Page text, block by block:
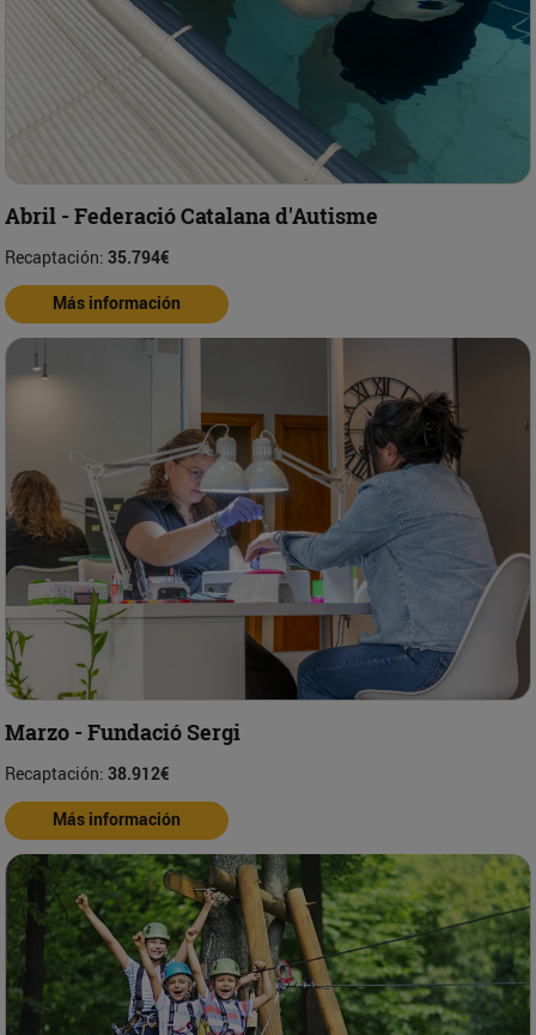
Abril - Federació Catalana d'Autisme
Recaptación: 35.794€
Más información
Marzo - Fundació Sergi
Recaptación: 38.912€
Más información